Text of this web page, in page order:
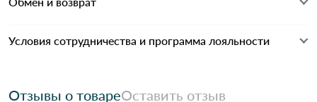
Условия сотрудничества и программа лояльности
Отзывы о товареОставить отзыв